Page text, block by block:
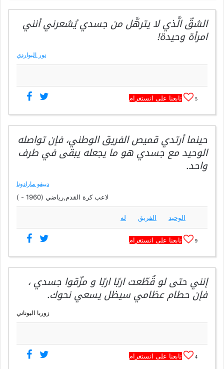
الشقّ الَّذي لا يترهَّل من جسدي يُشعرني أنني
امرأة وحيدة!
نور البواردي
5 تابعنا على انستغرام
حينما أرتدي قميص الفريق الوطني، فإن تواصله
الوحيد مع جسدي هو ما يجعله يبقى في طرف
واحد.
دييغو مارادونا
لاعب كرة القدم,رياضي (1960 - )
الوحيد الفريق له
9 تابعنا على انستغرام
إنني حتى لو قُطّعت اربًا اربًا و مزّقوا جسدي ،
فإن حطام عظامي سيظل يسعي نحوك.
زوربا اليوناني
4 تابعنا على انستغرام